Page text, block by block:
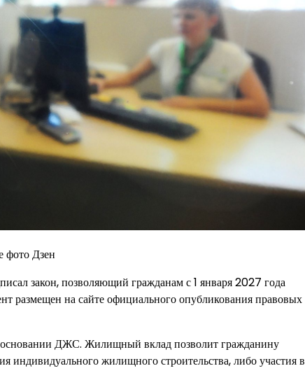
фото Дзен
закон, позволяющий гражданам с 1 января 2027 года
на сайте официального опубликования правовых
основании ДЖС. Жилищный вклад позволит гражданину
индивидуального жилищного строительства, либо участия в